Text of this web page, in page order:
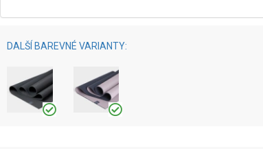
DALŠÍ BAREVNÉ VARIANTY: